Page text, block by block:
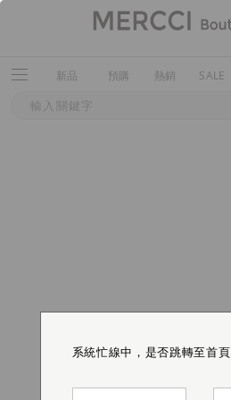
新品 預購 熱銷 SALE
系統忙線中，是否跳轉至首頁
系統忙線中，是否跳轉至首頁
系統忙線中，是否跳轉至首頁
系統忙線中，是否跳轉至首頁
系統忙線中，是否跳轉至首頁